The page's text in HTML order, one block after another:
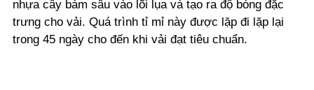
nhựa cây bám sâu vào lõi lụa và tạo ra độ bóng đặc
trưng cho vải. Quá trình tỉ mỉ này được lặp đi lặp lại
trong 45 ngày cho đến khi vải đạt tiêu chuẩn.